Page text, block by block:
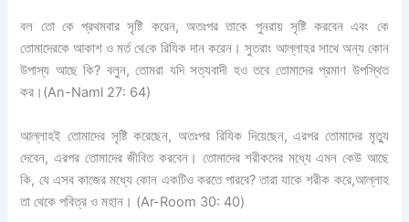
বল তো কে প্রথমবার সৃষ্টি করেন,অতঃপর তাকে পুনরায় সৃষ্টি করবেন এবং কে
তোমাদেরকে আকাশ ও মর্তথেকে রিযিক দান করেন। সুতরাং আল্লাহর সাথে অন্য কোন
উপাস্য আছে কি? বলুন,তোমরা যদি সত্যবাদী হও তবে তোমাদের প্রমাণ উপস্থিত
কর। (An-Naml 27: 64)
আল্লাহই তোমাদের সৃষ্টি করেছেন,অতঃপর রিযিক দিয়েছেন,এরপর তোমাদের মৃত্যু
দেবেন,এরপর তোমাদের জীবিত করবেন। তোমাদের শরীকদের মধ্যে এমন কেউ আছে
কি, যে এসব কাজের মধ্যে কোন একটিও করতে পারবে?তারা যাকে শরীক করে,আল্লাহ
তা থেকে পবিত্র ও মহান। (Ar-Room 30: 40)